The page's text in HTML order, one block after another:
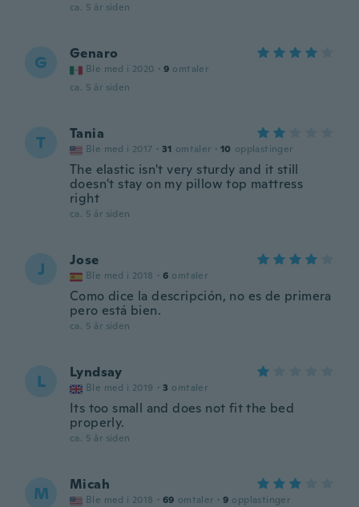
ca. 5 år siden
G Genaro
Ble med i 2020 · 9 omtaler
ca. 5 år siden
T Tania
Ble med i 2017 · 31 omtaler · 10 opplastinger
The elastic isn't very sturdy and it still
doesn't stay on my pillow top mattress
right
ca. 5 år siden
J Jose
Ble med i 2018 · 6 omtaler
Como dice la descripción, no es de primera
pero está bien.
ca. 5 år siden
L Lyndsay
Ble med i 2019 · 3 omtaler
Its too small and does not fit the bed
properly.
ca. 5 år siden
M Micah
Ble med i 2018 · 69 omtaler · 9 opplastinger